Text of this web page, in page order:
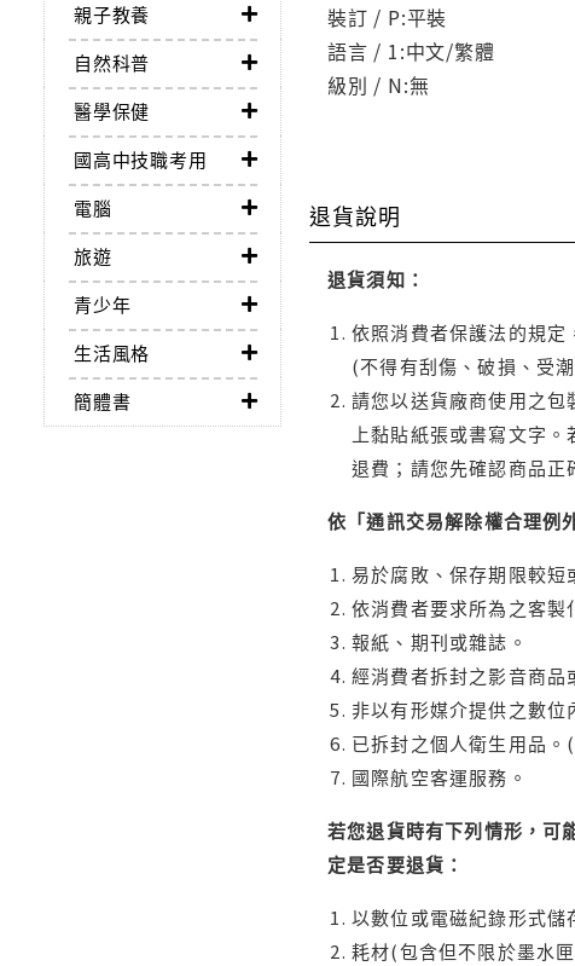
親子教養
自然科普
醫學保健
國高中技職考用
電腦
旅遊
青少年
生活風格
簡體書
裝訂 / P:平裝
語言 / 1:中文/繁體
級別 / N:無
退貨說明
退貨須知：
依照消費者保護法的規
(不得有刮傷、破損、受
請您以送貨廠商使用之
上黏貼紙張或書寫文字
退費；請您先確認商品
依「通訊交易解除權合理例
易於腐敗、保存期限較
依消費者要求所為之客
報紙、期刊或雜誌。
經消費者拆封之影音商品
非以有形媒介提供之數
已拆封之個人衛生用品
國際航空客運服務。
若您退貨時有下列情形，可
定是否要退貨：
以數位或電磁紀錄形式
耗材(包含但不限於墨水